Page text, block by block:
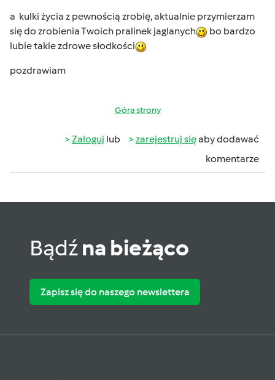
a kulki życia z pewnością zrobię, aktualnie przymierzam
się do zrobienia Twoich pralinek jaglanych
bo bardzo
lubie takie zdrowe słodkości
pozdrawiam
Góra strony
Zaloguj lub zarejestruj sięaby dodawać
komentarze
Bądźna bieżąco
Zapisz się do naszego newslettera